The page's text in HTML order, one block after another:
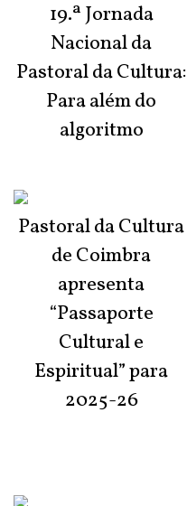
19.ª Jornada
Nacional da
Pastoral da Cultura:
Para além do
algoritmo
Pastoral da Cultura
de Coimbra
apresenta
“Passaporte
Cultural e
Espiritual” para
2025-26